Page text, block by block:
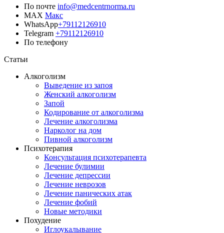
По почте info@medcentrnorma.ru
MAX Макс
WhatsApp+79112126910
Telegram +79112126910
По телефону
Статьи
Алкоголизм
Выведение из запоя
Женский алкоголизм
Запой
Кодирование от алкоголизма
Лечение алкоголизма
Нарколог на дом
Пивной алкоголизм
Психотерапия
Консультация психотерапевта
Лечение булимии
Лечение депрессии
Лечение неврозов
Лечение панических атак
Лечение фобий
Новые методики
Похудение
Иглоукалывание